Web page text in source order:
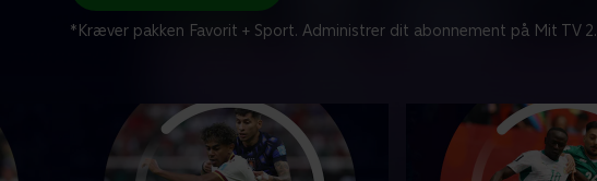
*Kræver pakken Favorit + Sport. Administrer dit abonnement på Mit TV 2.